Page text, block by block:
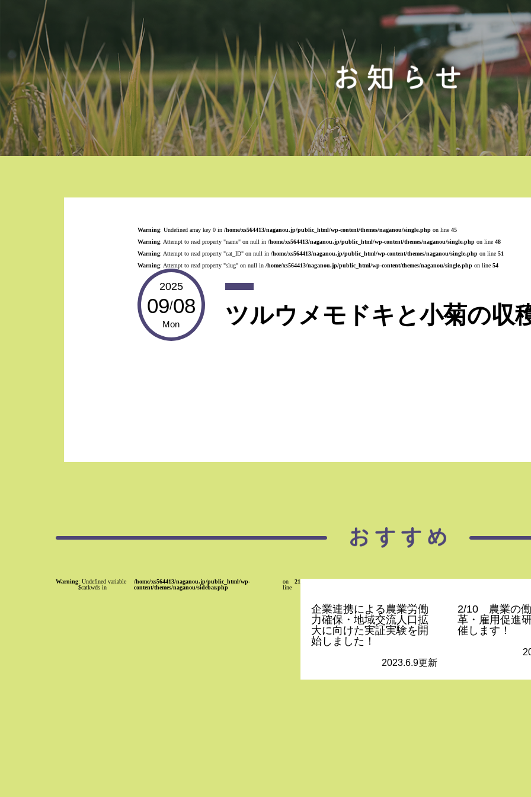
Warning: Undefined array key 0 in /home/xs564413/naganou.jp/public_html/wp-content/themes/naganou/single.phpon line 45
Warning: Attempt to read property "name" on null in /home/xs564413/naganou.jp/public_html/wp-content/themes/naganou/single.phpon line 48
Warning: Attempt to read property "cat_ID" on null in /home/xs564413/naganou.jp/public_html/wp-content/themes/naganou/single.phpon line 51
Warning: Attempt to read property "slug" on null in /home/xs564413/naganou.jp/public_html/wp-content/themes/naganou/single.phpon line 54
2025
09/08
Mon ツルウメモドキと小菊の収
Warning: Undefined variable
$catkwds in
/home/xs564413/naganou.jp/public_html/wp-
content/themes/naganou/sidebar.php
on
line
21
企業連携による農業労働
力確保・地域交流人口拡
大に向けた実証実験を開
始しました！
2023.6.9更新
2/10 農業の
革・雇用促進
催します！